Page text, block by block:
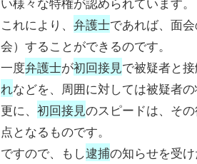
これにより、 弁護士であれば、面
会）することができるのです。
一度弁護士が初回接見で被疑者と
れなどを、周囲に対しては被疑者
更に、 初回接見のスピードは、そ
点となるものです。
ですので、もし逮捕の知らせを受